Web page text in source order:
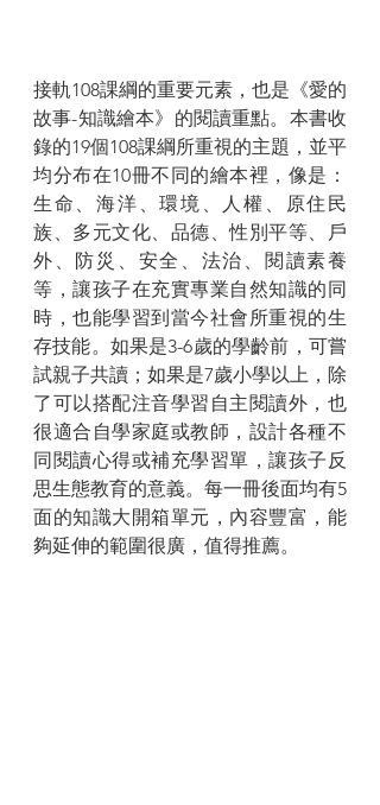
接軌108課綱的重要元素，也是《愛的
故事-知識繪本》的閱讀重點。本書收
錄的19個108課綱所重視的主題，並平
均分布在10冊不同的繪本裡，像是：
生命、海洋、環境、人權、原住民
族、多元文化、品德、性別平等、戶
外、防災、安全、法治、閱讀素養
等，讓孩子在充實專業自然知識的同
時，也能學習到當今社會所重視的生
存技能。如果是3-6歲的學齡前，可嘗
試親子共讀；如果是7歲小學以上，除
了可以搭配注音學習自主閱讀外，也
很適合自學家庭或教師，設計各種不
同閱讀心得或補充學習單，讓孩子反
思生態教育的意義。每一冊後面均有5
面的知識大開箱單元，內容豐富，能
夠延伸的範圍很廣，值得推薦。